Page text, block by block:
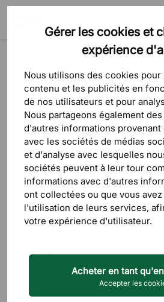
Gérer les cookies et
expérience
Nous utilisons des cookies
contenu et les publicités en
de nos utilisateurs et pour
Nous partageons également
d'autres informations provenant
avec les sociétés de médias
et d'analyse avec lesquelles
sociétés peuvent à leur tour
informations avec d'autres
ont collectées ou que vous
l'utilisation de leurs services,
votre expérience d'utilisateur.
Acheter en tant
Accepter les
Bureaux & tables Tables de salle